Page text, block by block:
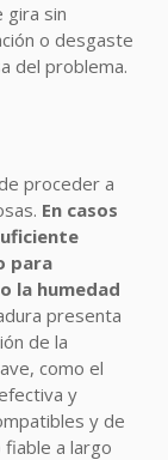
gira sin
o desgaste
del problema.
proceder a
En casos
para
la humedad
presenta
de la
como el
y
y de
fiable a largo